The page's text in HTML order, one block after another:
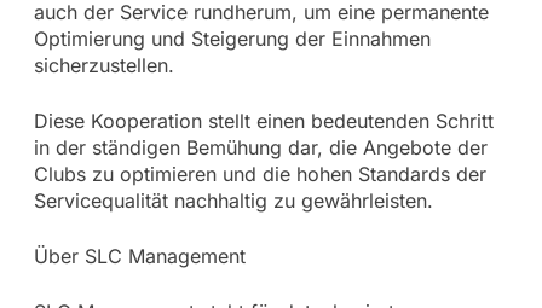
auch der Service rundherum, um eine permanente
Optimierung und Steigerung der Einnahmen
sicherzustellen.
Diese Kooperation stellt einen bedeutenden Schritt
in der ständigen Bemühung dar, die Angebote der
Clubs zu optimieren und die hohen Standards der
Servicequalität nachhaltig zu gewährleisten.
Über SLC Management